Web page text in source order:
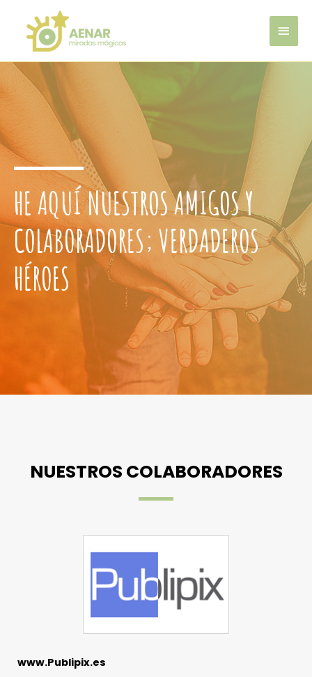
HE AQUÍ NUESTROS AMIGOS Y
COLABORADORES; VERDADEROS
HÉROES
NUESTROS COLABORADORES
www.Publipix.es